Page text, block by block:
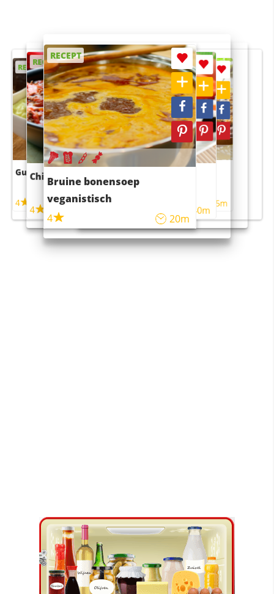
RECEPT
Guacamole
4
RECEPT
Chili con carne
4 45m
RECEPT
Bruine bonensoep
veganistisch
4
20m
RECEPT
Sushi rijstsalade
maaltijdsalade
40m
RECEPT
4 55m